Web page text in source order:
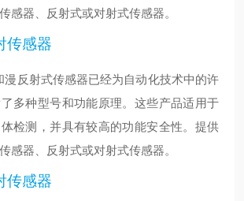
感器、反射式或对射式传感器。
传感器
漫反射式传感器已经为自动化技术中的许
多种型号和功能原理。这些产品适用于
检测，并具有较高的功能安全性。提供
感器、反射式或对射式传感器。
传感器